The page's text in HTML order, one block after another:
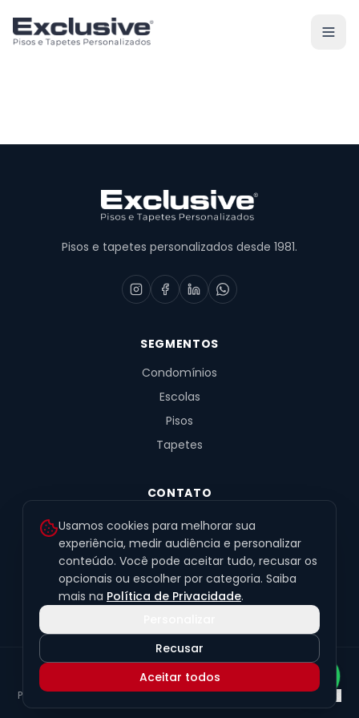
Pisos e tapetes personalizados desde 1981.
SEGMENTOS
Condomínios
Escolas
Pisos
Tapetes
CONTATO
R. Fernandes de Barros, 491, Sala 4
Alto da XV · Curitiba/PR · 80040-060
(41) 99201-6050
contato@exclusivetapetes.com.br
© 2026 Exclusive Pisos e Tapetes Personalizados
45.563.259/0001-89
Política de PrivacidadeTermos de UsoLGPDPreferências de cookies
Usamos cookies para melhorar sua
experiência, medir audiência e personalizar
conteúdo. Você pode aceitar tudo, recusar os
opcionais ou escolher por categoria. Saiba
mais na Política de Privacidade.
Recusar
Aceitar todos